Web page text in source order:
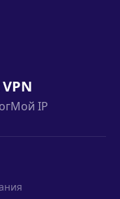
Мой IP